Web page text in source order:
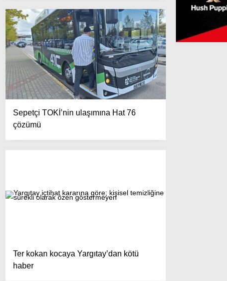
Sepetçi TOKİ’nin ulaşımına Hat 76
çözümü
Ter kokan kocaya Yargıtay’dan kötü
haber